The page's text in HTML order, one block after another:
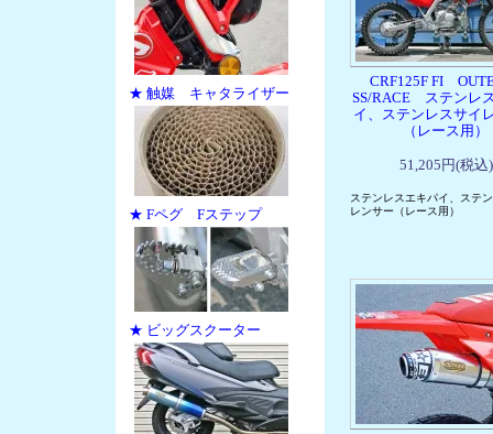
★ 触媒 キャタライザー
★ Fペグ Fステップ
★ ビッグスクーター
CRF125F FI
SS/RACE ステンレ
イ、ステンレスサイ
（レース用）
51,205円(税込)
ステンレスエキパイ、ステ
レンサー（レース用）